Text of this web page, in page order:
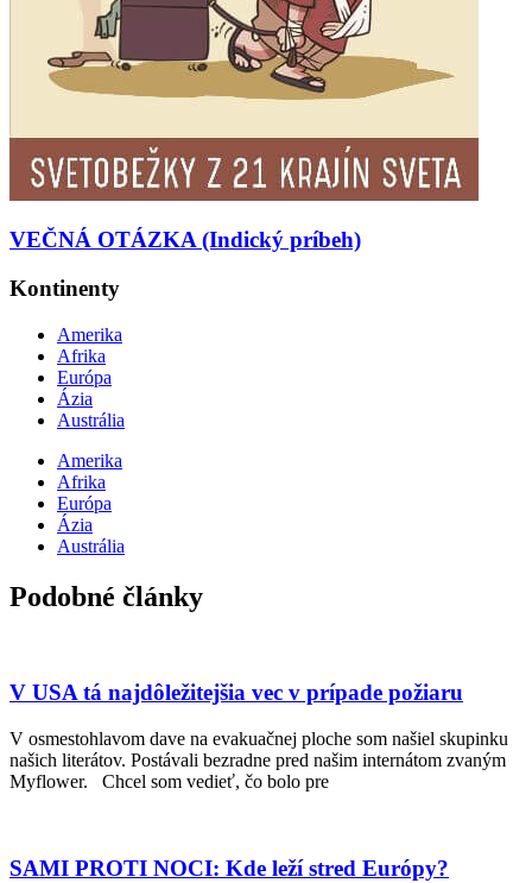
VEČNÁ OTÁZKA (Indický príbeh)
Kontinenty
Amerika
Afrika
Európa
Ázia
Austrália
Amerika
Afrika
Európa
Ázia
Austrália
Podobné články
V USA tá najdôležitejšia vec v prípade požiaru
V osmestohlavom dave na evakuačnej ploche som našiel skupinku
našich literátov. Postávali bezradne pred našim internátom zvaným
Myflower. Chcel som vedieť, čo bolo pre
SAMI PROTI NOCI: Kde leží stred Európy?